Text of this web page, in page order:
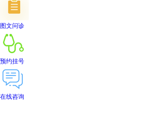
图文问诊
预约挂号
在线咨询